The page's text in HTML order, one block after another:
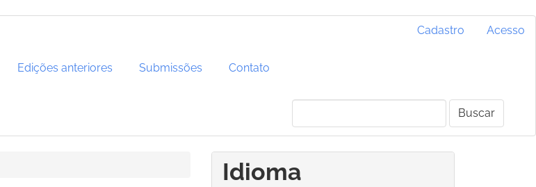
Cadastro Acesso
Edições anteriores Submissões Contato
Buscar
Idioma